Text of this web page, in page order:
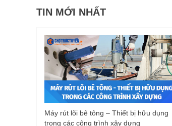
TIN MỚI NHẤT
Máy rút lõi bê tông – Thiết bị hữu dụng
trong các công trình xây dựng